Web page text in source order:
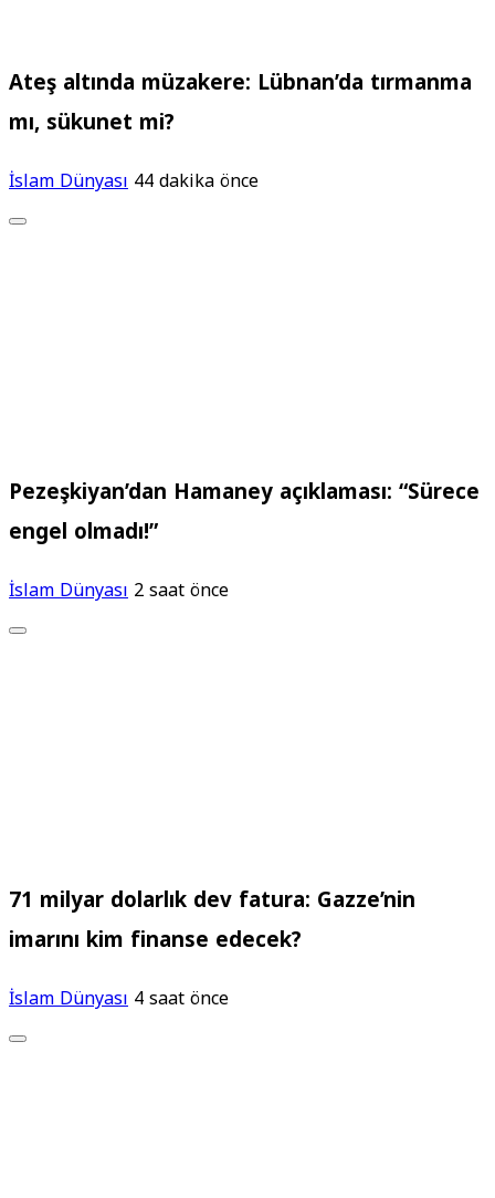
Ateş altında müzakere: Lübnan’da tırmanma
mı, sükunet mi?
İslam Dünyası44 dakika önce
Pezeşkiyan’dan Hamaney açıklaması: “Sürece
engel olmadı!”
İslam Dünyası2 saat önce
71 milyar dolarlık dev fatura: Gazze’nin
imarını kim finanse edecek?
İslam Dünyası4 saat önce